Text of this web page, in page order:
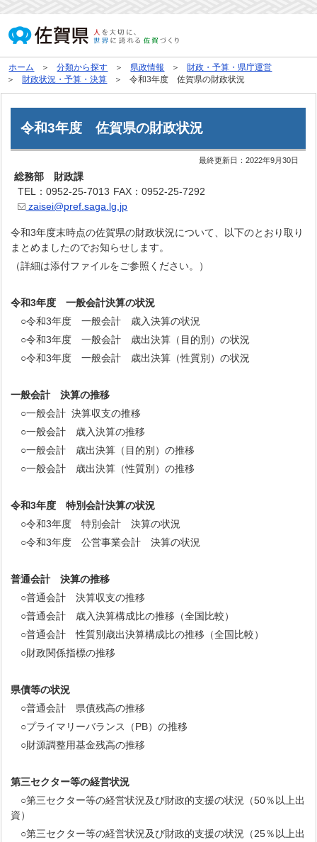
ホーム 分類から探す 県政情報
財政・予算・県庁運営
財政状況・予算・決算
令和3年度 佐賀県の財政状況
令和3年度 佐賀県の財政状況
最終更新日：2022年9月30日
総務部 財政課
TEL：0952-25-7013 FAX：0952-25-7292
zaisei@pref.saga.lg.jp
令和3年度末時点の佐賀県の財政状況について、以下のとおり取り
まとめましたのでお知らせします。
（詳細は添付ファイルをご参照ください。）
令和3年度 一般会計決算の状況
○令和3年度 一般会計 歳入決算の状況
○令和3年度 一般会計 歳出決算（目的別）の状況
○令和3年度 一般会計 歳出決算（性質別）の状況
一般会計 決算の推移
○一般会計 決算収支の推移
○一般会計 歳入決算の推移
○一般会計 歳出決算（目的別）の推移
○一般会計 歳出決算（性質別）の推移
令和3年度 特別会計決算の状況
○令和3年度 特別会計 決算の状況
○令和3年度 公営事業会計 決算の状況
普通会計 決算の推移
○普通会計 決算収支の推移
○普通会計 歳入決算構成比の推移（全国比較）
○普通会計 性質別歳出決算構成比の推移（全国比較）
○財政関係指標の推移
県債等の状況
○普通会計 県債残高の推移
○プライマリーバランス（PB）の推移
○財源調整用基金残高の推移
第三セクター等の経営状況
○第三セクター等の経営状況及び財政的支援の状況（50％以上出
資）
○第三セクター等の経営状況及び財政的支援の状況（25％以上出